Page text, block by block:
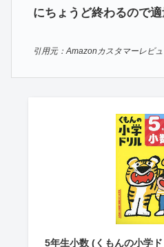
にちょうど終わるので適
引用元：Amazonカスタマーレビ
5年生小数 (くもんの小学